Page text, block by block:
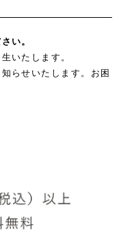
い。
いたします。
らせいたします。お困